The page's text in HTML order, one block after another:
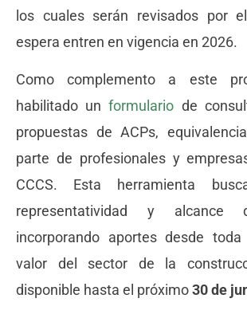
los cuales serán revisados por
espera entren en vigencia en 2026.
Como complemento a este
habilitado unformulario de
propuestas de ACPs,
parte de profesionales y
CCCS. Esta herramienta
representatividad y alcance
incorporando aportes desde
valor del sector de la
disponible hasta el próximo30 de